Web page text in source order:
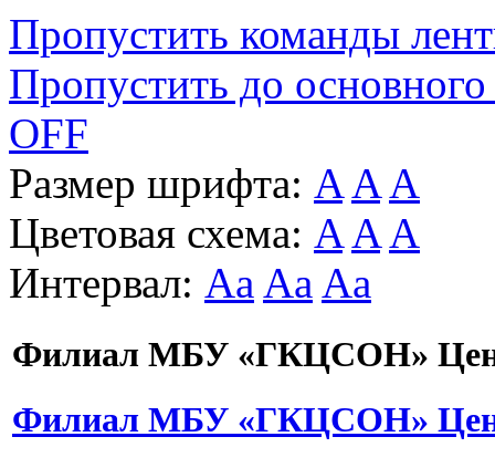
Пропустить команды
Пропустить до основного
OFF
Размер шрифта: A A A
Цветовая схема: A A A
Интервал: Aa Aa Aa
Филиал МБУ «ГКЦСОН»
Филиал МБУ «ГКЦСОН»